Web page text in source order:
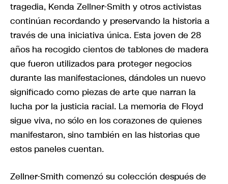
tragedia, Kenda Zellner-Smith y otros activistas
continúan recordando y preservando la historia a
través de una iniciativa única. Esta joven de 28
años ha recogido cientos de tablones de madera
que fueron utilizados para proteger negocios
durante las manifestaciones, dándoles un nuevo
significado como piezas de arte que narran la
lucha por la justicia racial. La memoria de Floyd
sigue viva, no sólo en los corazones de quienes
manifestaron, sino también en las historias que
estos paneles cuentan.
Zellner-Smith comenzó su colección después de